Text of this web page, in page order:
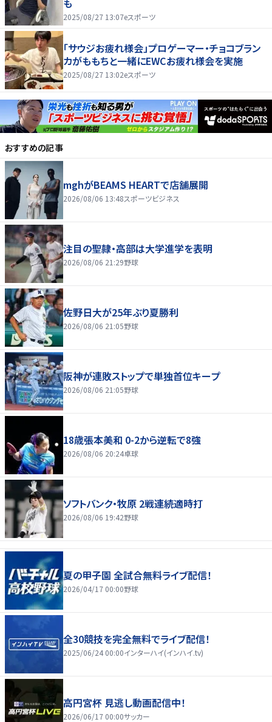
も
2025/08/27 13:07eスポーツ
「サウジお疲れ様会」プロゲーマー・チョコブラン
カがももちと一緒にEWCお疲れ様会を実施
2025/08/27 13:02eスポーツ
おすすめの記事
mghがBEAMS HEARTで店舗展開
2026/08/06 13:48スポーツビジネス
注目の聖隷・高部は大学進学を表明
2026/08/06 21:29野球
佐野日大が25年ぶり夏勝利
2026/08/06 21:05野球
阪神が連敗ストップで単独首位キープ
2026/08/06 21:05野球
18歳張本美和 0-2から逆転で8強
2026/08/06 20:24卓球
ソフトバンク・牧原 2戦連続適時打
2026/08/06 19:42野球
夏の甲子園 全試合無料ライブ配信！
2026/04/17 00:00野球
全30競技を完全無料でライブ配信！
2025/06/24 00:00インターハイ(インハイ.tv)
高円宮杯 見逃し動画配信中！
2026/06/17 00:00サッカー